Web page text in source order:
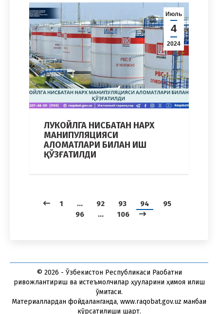
Июль
4
2024
ЛУКОЙЛГА НИСБАТАН НАРХ
МАНИПУЛЯЦИЯСИ
АЛОМАТЛАРИ БИЛАН ИШ
ҚЎЗҒАТИЛДИ
1 … 92 93 94
95
96
… 106
© 2026 - Ўзбекистон Республикаси Рақобатни
ривожлантириш ва истеъмолчилар ҳуқуқларини ҳимоя қилиш
қўмитаси.
Материаллардан фойдаланганда, www.raqobat.gov.uz манбаи
кўрсатилиши шарт.